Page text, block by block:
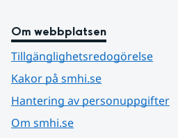
Om webbplatsen
Tillgänglighetsredogörelse
Kakor på smhi.se
Hantering av personuppgifter
Om smhi.se